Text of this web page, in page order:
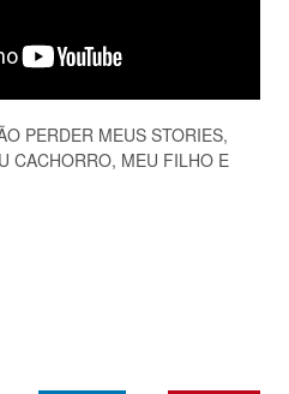
PERDER MEUS STORIES,
CACHORRO, MEU FILHO E